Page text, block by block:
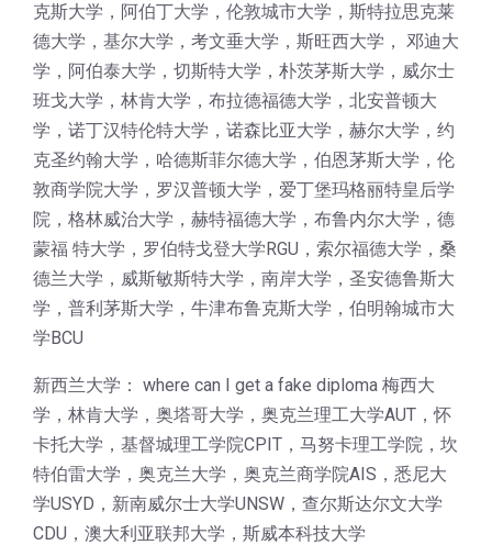
克斯大学，阿伯丁大学，伦敦城市大学，斯特拉思克莱
德大学，基尔大学，考文垂大学，斯旺西大学， 邓迪大
学，阿伯泰大学，切斯特大学，朴茨茅斯大学，威尔士
班戈大学，林肯大学，布拉德福德大学，北安普顿大
学，诺丁汉特伦特大学，诺森比亚大学，赫尔大学，约
克圣约翰大学，哈德斯菲尔德大学，伯恩茅斯大学，伦
敦商学院大学，罗汉普顿大学，爱丁堡玛格丽特皇后学
院，格林威治大学，赫特福德大学，布鲁内尔大学，德
蒙福 特大学，罗伯特戈登大学RGU，索尔福德大学，桑
德兰大学，威斯敏斯特大学，南岸大学，圣安德鲁斯大
学，普利茅斯大学，牛津布鲁克斯大学，伯明翰城市大
学BCU
新西兰大学： where can I get a fake diploma 梅西大
学，林肯大学，奥塔哥大学，奥克兰理工大学AUT，怀
卡托大学，基督城理工学院CPIT，马努卡理工学院，坎
特伯雷大学，奥克兰大学，奥克兰商学院AIS，悉尼大
学USYD，新南威尔士大学UNSW，查尔斯达尔文大学
CDU，澳大利亚联邦大学，斯威本科技大学